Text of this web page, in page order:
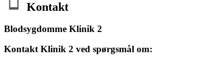
Kontakt
Blodsygdomme Klinik 2
Kontakt Klinik 2 ved spørgsmål om: